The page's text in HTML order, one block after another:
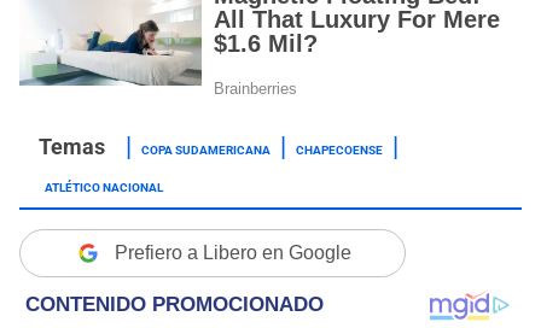
COPA SUDAMERICANA
CHAPECOENSE
ATLÉTICO NACIONAL
Prefiero a Libero en Google